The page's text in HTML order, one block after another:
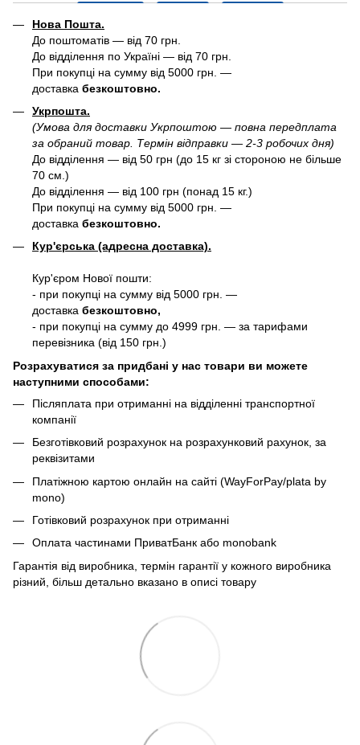
Нова Пошта.
До поштоматів — від 70 грн.
До відділення по Україні — від 70 грн.
При покупці на сумму від 5000 грн. —
доставка безкоштовно.
Укрпошта.
(Умова для доставки Укрпоштою — повна передплата
за обраний товар. Термін відправки — 2-3 робочих дня)
До відділення — від 50 грн (до 15 кг зі стороною не більше
70 см.)
До відділення — від 100 грн (понад 15 кг.)
При покупці на сумму від 5000 грн. —
доставка безкоштовно.
Кур'єрська (адресна доставка).
Кур'єром Нової пошти:
- при покупці на сумму від 5000 грн. —
доставка безкоштовно,
- при покупці на сумму до 4999 грн. — за тарифами
перевізника (від 150 грн.)
Розрахуватися за придбані у нас товари ви можете
наступними способами:
Післяплата при отриманні на відділенні транспортної
компанії
Безготівковий розрахунок на розрахунковий рахунок, за
реквізитами
Платіжною картою онлайн на сайті (WayForPay/plata by
mono)
Готівковий розрахунок при отриманні
Оплата частинами ПриватБанк або monobank
Гарантія від виробника, термін гарантії у кожного виробника
різний, більш детально вказано в описі товару